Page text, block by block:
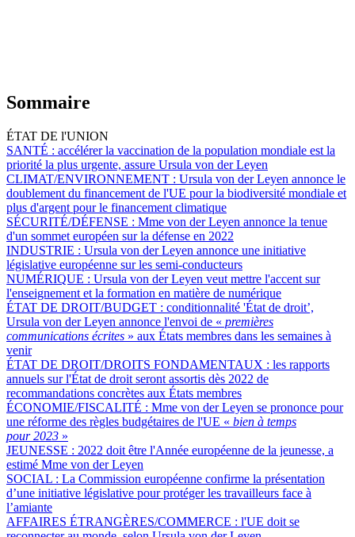
Sommaire
ÉTAT DE l'UNION
SANTÉ : accélérer la vaccination de la population mondiale est la
priorité la plus urgente, assure Ursula von der Leyen
CLIMAT/ENVIRONNEMENT : Ursula von der Leyen annonce le
doublement du financement de l'UE pour la biodiversité mondiale et
plus d'argent pour le financement climatique
SÉCURITÉ/DÉFENSE : Mme von der Leyen annonce la tenue
d'un sommet européen sur la défense en 2022
INDUSTRIE : Ursula von der Leyen annonce une initiative
législative européenne sur les semi-conducteurs
NUMÉRIQUE : Ursula von der Leyen veut mettre l'accent sur
l'enseignement et la formation en matière de numérique
ÉTAT DE DROIT/BUDGET : conditionnalité 'État de droit’,
Ursula von der Leyen annonce l'envoi de « premières
communications écrites » aux États membres dans les semaines à
venir
ÉTAT DE DROIT/DROITS FONDAMENTAUX : les rapports
annuels sur l'État de droit seront assortis dès 2022 de
recommandations concrètes aux États membres
ÉCONOMIE/FISCALITÉ : Mme von der Leyen se prononce pour
une réforme des règles budgétaires de l'UE « bien à temps
pour 2023 »
JEUNESSE : 2022 doit être l'Année européenne de la jeunesse, a
estimé Mme von der Leyen
SOCIAL : La Commission européenne confirme la présentation
d’une initiative législative pour protéger les travailleurs face à
l’amiante
AFFAIRES ÉTRANGÈRES/COMMERCE : l'UE doit se